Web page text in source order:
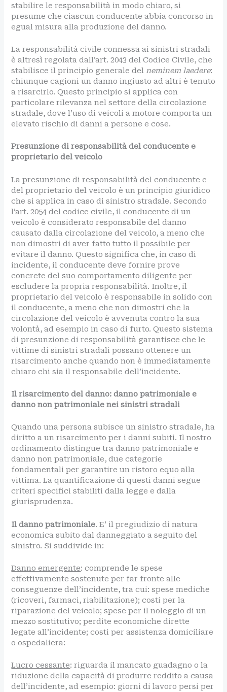
stabilire le responsabilità in modo chiaro, si
presume che ciascun conducente abbia concorso in
egual misura alla produzione del danno.
La responsabilità civile connessa ai sinistri stradali
è altresì regolata dall’art. 2043 del Codice Civile, che
stabilisce il principio generale delneminem laedere:
chiunque cagioni un danno ingiusto ad altri è tenuto
a risarcirlo. Questo principio si applica con
particolare rilevanza nel settore della circolazione
stradale, dove l’uso di veicoli a motore comporta un
elevato rischio di danni a persone e cose.
Presunzione di responsabilità del conducente e
proprietario del veicolo
La presunzione di responsabilità del conducente e
del proprietario del veicolo è un principio giuridico
che si applica in caso di sinistro stradale. Secondo
l’art. 2054 del codice civile, il conducente di un
veicolo è considerato responsabile del danno
causato dalla circolazione del veicolo, a meno che
non dimostri di aver fatto tutto il possibile per
evitare il danno. Questo significa che, in caso di
incidente, il conducente deve fornire prove
concrete del suo comportamento diligente per
escludere la propria responsabilità. Inoltre, il
proprietario del veicolo è responsabile in solido con
il conducente, a meno che non dimostri che la
circolazione del veicolo è avvenuta contro la sua
volontà, ad esempio in caso di furto. Questo sistema
di presunzione di responsabilità garantisce che le
vittime di sinistri stradali possano ottenere un
risarcimento anche quando non è immediatamente
chiaro chi sia il responsabile dell’incidente.
Il risarcimento del danno: danno patrimoniale e
danno non patrimoniale nei sinistri stradali
Quando una persona subisce un sinistro stradale, ha
diritto a un risarcimento per i danni subiti. Il nostro
ordinamento distingue tra danno patrimoniale e
danno non patrimoniale, due categorie
fondamentali per garantire un ristoro equo alla
vittima. La quantificazione di questi danni segue
criteri specifici stabiliti dalla legge e dalla
giurisprudenza.
Il danno patrimoniale. E’ il pregiudizio di natura
economica subito dal danneggiato a seguito del
sinistro. Si suddivide in:
Danno emergente: comprende le spese
effettivamente sostenute per far fronte alle
conseguenze dell’incidente, tra cui: spese mediche
(ricoveri, farmaci, riabilitazione); costi per la
riparazione del veicolo; spese per il noleggio di un
mezzo sostitutivo; perdite economiche dirette
legate all’incidente; costi per assistenza domiciliare
o ospedaliera:
Lucro cessante: riguarda il mancato guadagno o la
riduzione della capacità di produrre reddito a causa
dell’incidente, ad esempio: giorni di lavoro persi per